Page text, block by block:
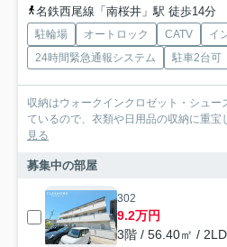
名鉄西尾線「南桜井」駅 徒歩14分
駐輪場 オートロック CATV
イ
24時間緊急通報システム
駐車2台可
収納はウォークインクロゼット・シュ
ているので、衣類や日用品の収納に重宝
見る
募集中の部屋
302
9.2万円
3階 / 56.40㎡ /